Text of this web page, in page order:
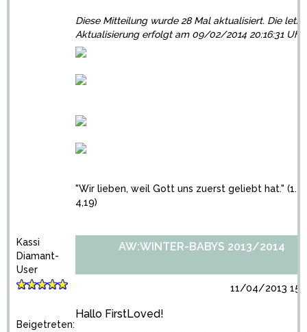
Diese Mitteilung wurde 28 Mal aktualisiert. Die
Aktualisierung erfolgt am 09/02/2014 20:16:31 Uhr
"Wir lieben, weil Gott uns zuerst geliebt hat." (1.
4,19)
Kassi
Diamant-
User
Beigetreten:
AW:WINTER-BABYS 2013/2014
11/04/2013
Hallo FirstLoved!